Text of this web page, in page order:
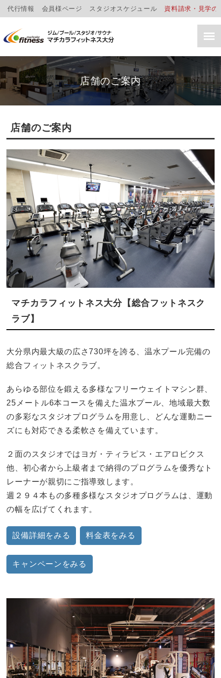
代行情報 会員様ページ スタジオスケジュール 資料請求・見学の
店舗のご案内
店舗のご案内
マチカラフィットネス大分【総合フットネスク
ラブ】
大分県内最大級の広さ730坪を誇る、温水プール完備の
総合フィットネスクラブ。
あらゆる部位を鍛える多様なフリーウェイトマシン群、
25メートル6本コースを備えた温水プール、地域最大数
の多彩なスタジオプログラムを用意し、どんな運動ニー
ズにも対応できる柔軟さを備えています。
２面のスタジオではヨガ・ティラピス・エアロビクス
他、初心者から上級者まで納得のプログラムを優秀なト
レーナーが親切にご指導致します。
週２９４本もの多種多様なスタジオプログラムは、運動
の幅を広げてくれます。
設備詳細をみる 料金表をみる
キャンペーンをみる